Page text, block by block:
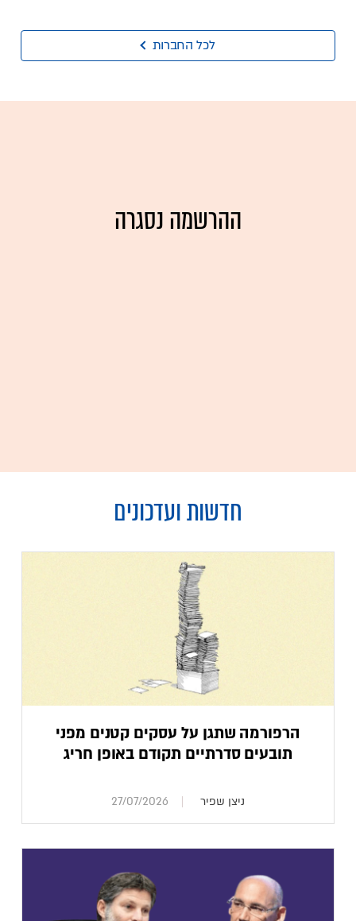
לכל החברות
ההרשמה נסגרה
חדשות ועדכונים
הרפורמה שתגן על עסקים קטנים מפני
תובעים סדרתיים תקודם באופן חריג
ניצן שפיר 27/07/2026